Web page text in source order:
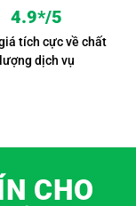
4.9*/5
tích cực về chất
lượng dịch vụ
CHO